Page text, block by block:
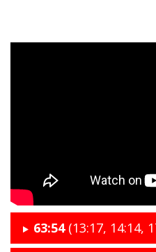
63:54(13:17, 14:14,